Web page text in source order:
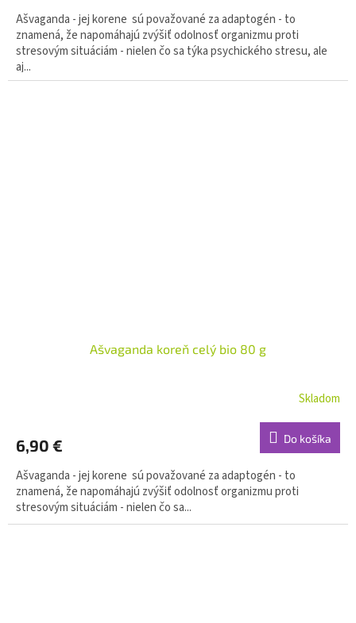
Ašvaganda - jej korene sú považované za adaptogén - to
znamená, že napomáhajú zvýšiť odolnosť organizmu proti
stresovým situáciám - nielen čo sa týka psychického stresu, ale
aj...
Ašvaganda koreň celý bio 80 g
Skladom
6,90 € Do košíka
Ašvaganda - jej korene sú považované za adaptogén - to
znamená, že napomáhajú zvýšiť odolnosť organizmu proti
stresovým situáciám - nielen čo sa...